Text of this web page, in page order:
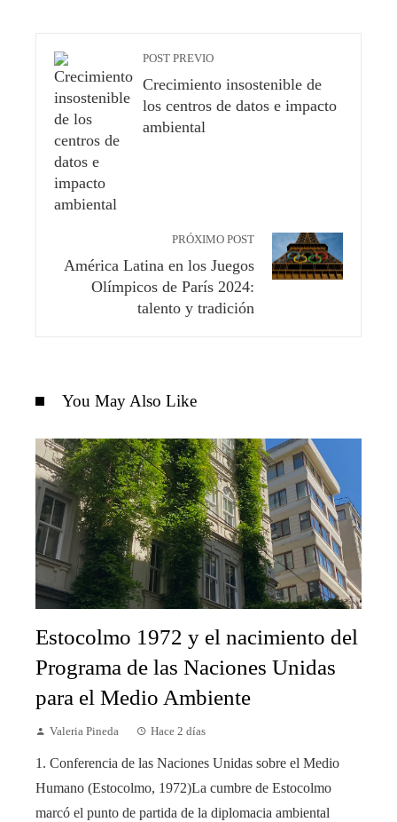
POST PREVIO
Crecimiento insostenible de
los centros de datos e impacto
ambiental
PRÓXIMO POST
América Latina en los Juegos
Olímpicos de París 2024:
talento y tradición
You May Also Like
Estocolmo 1972 y el nacimiento del
Programa de las Naciones Unidas
para el Medio Ambiente
Valeria Pineda Hace 2 días
1. Conferencia de las Naciones Unidas sobre el Medio
Humano (Estocolmo, 1972)La cumbre de Estocolmo
marcó el punto de partida de la diplomacia ambiental